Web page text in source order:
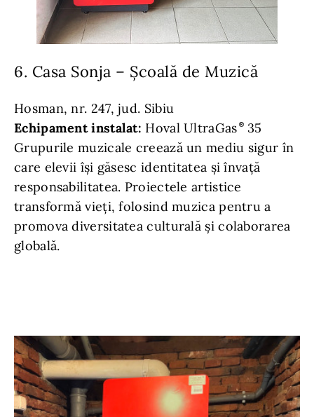
6. Casa Sonja – Școală de Muzică
Hosman, nr. 247, jud. Sibiu
Echipament instalat: Hoval UltraGas 35
Grupurile muzicale creează un mediu sigur în
care elevii își găsesc identitatea și învață
responsabilitatea. Proiectele artistice
transformă vieți, folosind muzica pentru a
promova diversitatea culturală și colaborarea
globală.